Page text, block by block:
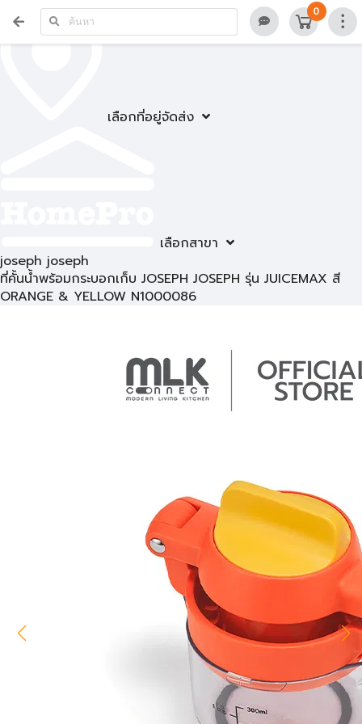
เลือกที่อยู่จัดส่ง
เลือกสาขา
0
joseph joseph
ที่คั้นน้ำพร้อมกระบอกเก็บ JOSEPH JOSEPH รุ่น JUICEMAX สี
ORANGE & YELLOW N1000086